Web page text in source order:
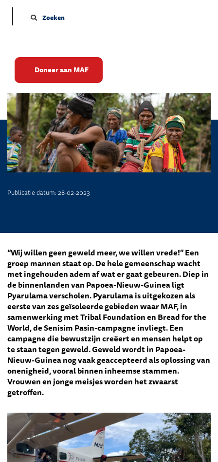
Zoeken
Doneer aan MAF
“Wij willen vrede”
Publicatie datum: 28-02-2023
“Wij willen geen geweld meer, we willen vrede!” Een
groep mannen staat op. De hele gemeenschap wacht
met ingehouden adem af wat er gaat gebeuren. Diep in
de binnenlanden van Papoea-Nieuw-Guinea ligt
Pyarulama verscholen. Pyarulama is uitgekozen als
eerste van zes geïsoleerde gebieden waar MAF, in
samenwerking met Tribal Foundation en Bread for the
World, de Senisim Pasin-campagne invliegt. Een
campagne die bewustzijn creëert en mensen helpt op
te staan tegen geweld. Geweld wordt in Papoea-
Nieuw-Guinea nog vaak geaccepteerd als oplossing van
onenigheid, vooral binnen inheemse stammen.
Vrouwen en jonge meisjes worden het zwaarst
getroffen.